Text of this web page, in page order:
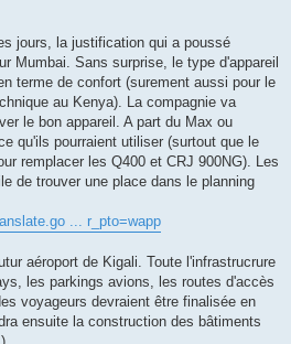
jours, la justification qui a poussé
Mumbai. Sans surprise, le type d'appareil
terme de confort (surement aussi pour le
au Kenya). La compagnie va
le bon appareil. A part du Max ou
qu'ils pourraient utiliser (surtout que le
remplacer les Q400 et CRJ 900NG). Les
de trouver une place dans le planning
... r_pto=wapp
aéroport de Kigali. Toute l'infrastrucrure
les parkings avions, les routes d'accès
voyageurs devraient être finalisée en
ensuite la construction des bâtiments